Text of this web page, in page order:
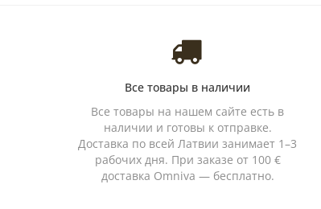
Все товары в наличии
Все товары на нашем сайте есть в
наличии и готовы к отправке.
Доставка по всей Латвии занимает 1–3
рабочих дня. При заказе от 100 €
доставка Omniva — бесплатно.